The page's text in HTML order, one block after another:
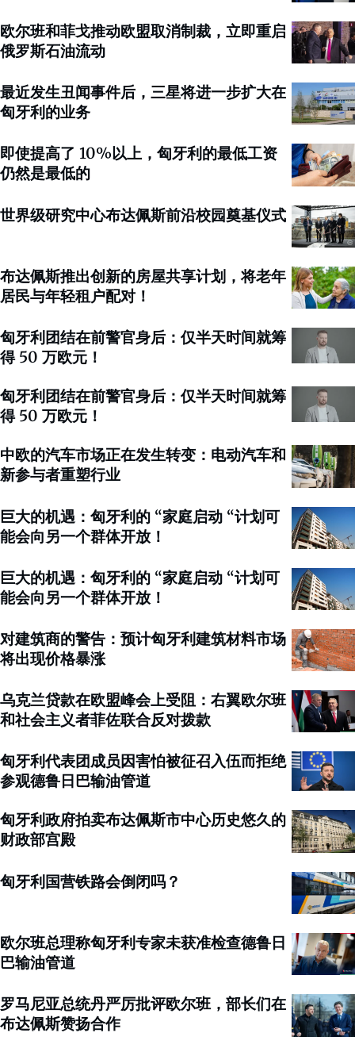
欧尔班和菲戈推动欧盟取消制裁，立即重启
俄罗斯石油流动
最近发生丑闻事件后，三星将进一步扩大在
匈牙利的业务
即使提高了 10%以上，匈牙利的最低工资
仍然是最低的
世界级研究中心布达佩斯前沿校园奠基仪式
布达佩斯推出创新的房屋共享计划，将老年
居民与年轻租户配对！
匈牙利团结在前警官身后：仅半天时间就筹
得 50 万欧元！
匈牙利团结在前警官身后：仅半天时间就筹
得 50 万欧元！
中欧的汽车市场正在发生转变：电动汽车和
新参与者重塑行业
巨大的机遇：匈牙利的 “家庭启动 “计划可
能会向另一个群体开放！
巨大的机遇：匈牙利的 “家庭启动 “计划可
能会向另一个群体开放！
对建筑商的警告：预计匈牙利建筑材料市场
将出现价格暴涨
乌克兰贷款在欧盟峰会上受阻：右翼欧尔班
和社会主义者菲佐联合反对拨款
匈牙利代表团成员因害怕被征召入伍而拒绝
参观德鲁日巴输油管道
匈牙利政府拍卖布达佩斯市中心历史悠久的
财政部宫殿
匈牙利国营铁路会倒闭吗？
欧尔班总理称匈牙利专家未获准检查德鲁日
巴输油管道
罗马尼亚总统丹严厉批评欧尔班，部长们在
布达佩斯赞扬合作